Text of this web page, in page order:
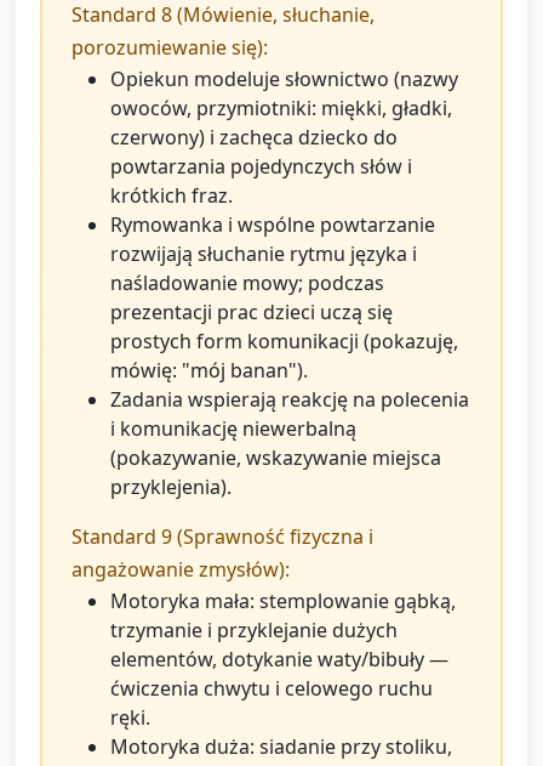
Standard 8 (Mówienie, słuchanie,
porozumiewanie się):
Opiekun modeluje słownictwo (nazwy
owoców, przymiotniki: miękki, gładki,
czerwony) i zachęca dziecko do
powtarzania pojedynczych słów i
krótkich fraz.
Rymowanka i wspólne powtarzanie
rozwijają słuchanie rytmu języka i
naśladowanie mowy; podczas
prezentacji prac dzieci uczą się
prostych form komunikacji (pokazuję,
mówię: "mój banan").
Zadania wspierają reakcję na polecenia
i komunikację niewerbalną
(pokazywanie, wskazywanie miejsca
przyklejenia).
Standard 9 (Sprawność fizyczna i
angażowanie zmysłów):
Motoryka mała: stemplowanie gąbką,
trzymanie i przyklejanie dużych
elementów, dotykanie waty/bibuły —
ćwiczenia chwytu i celowego ruchu
ręki.
Motoryka duża: siadanie przy stoliku,